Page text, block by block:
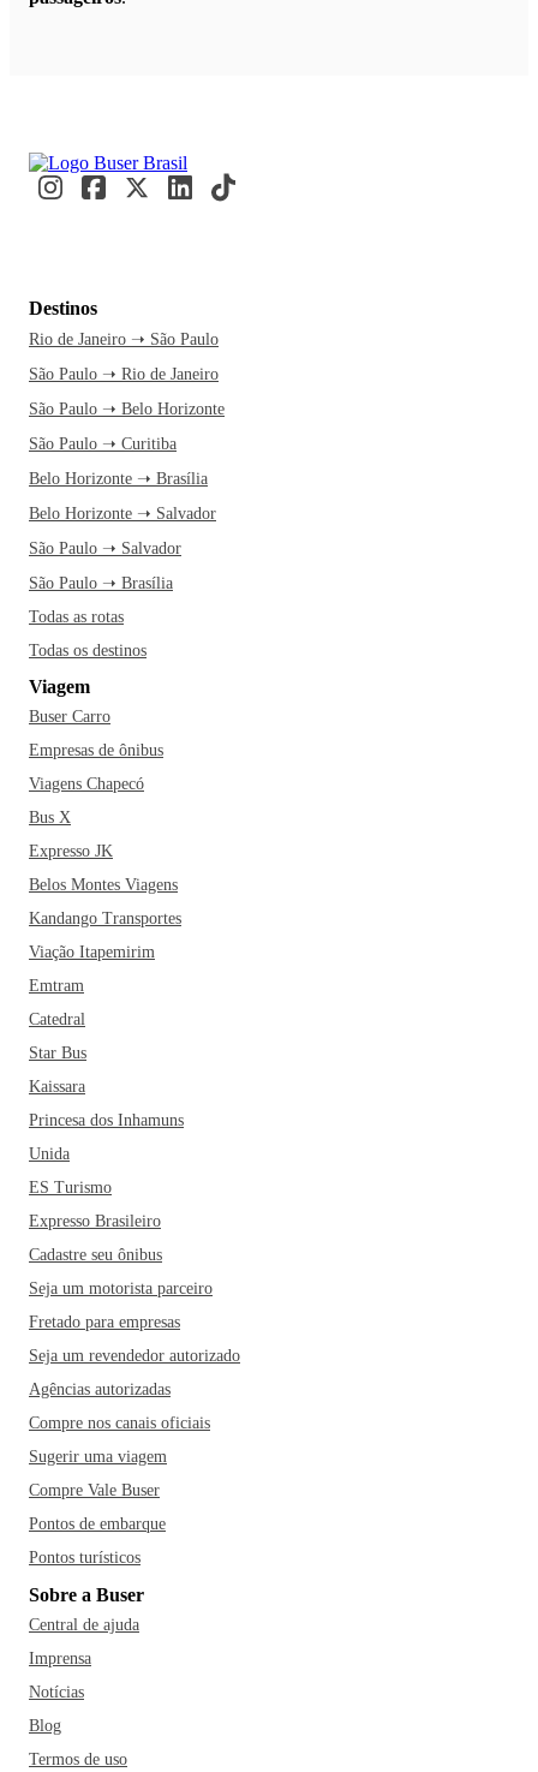
Destinos
Rio de Janeiro ➝ São Paulo
São Paulo ➝ Rio de Janeiro
São Paulo ➝ Belo Horizonte
São Paulo ➝ Curitiba
Belo Horizonte ➝ Brasília
Belo Horizonte ➝ Salvador
São Paulo ➝ Salvador
São Paulo ➝ Brasília
Todas as rotas
Todas os destinos
Viagem
Buser Carro
Empresas de ônibus
Viagens Chapecó
Bus X
Expresso JK
Belos Montes Viagens
Kandango Transportes
Viação Itapemirim
Emtram
Catedral
Star Bus
Kaissara
Princesa dos Inhamuns
Unida
ES Turismo
Expresso Brasileiro
Cadastre seu ônibus
Seja um motorista parceiro
Fretado para empresas
Seja um revendedor autorizado
Agências autorizadas
Compre nos canais oficiais
Sugerir uma viagem
Compre Vale Buser
Pontos de embarque
Pontos turísticos
Sobre a Buser
Central de ajuda
Imprensa
Notícias
Blog
Termos de uso